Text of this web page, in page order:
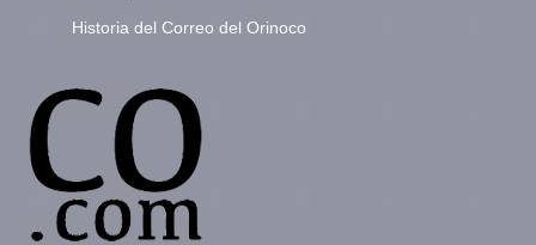
Historia del Correo del Orinoco